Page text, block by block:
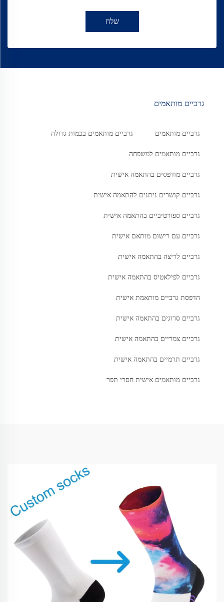
שלח
גרביים מותאמים
גרביים מותאמים גרביים מותאמים בכמות גדולה
גרביים מותאמים למשפחה
גרביים מודפסים בהתאמה אישית
גרביים קושרים ניתנים להתאמה אישית
גרביים ספורטיביים בהתאמה אישית
גרביים עם רישום מותאם אישית
גרביים לריצה בהתאמה אישית
גרביים לפילאטיס בהתאמה אישית
הדפסת גרביים מותאמת אישית
גרביים סרוגים בהתאמה אישית
גרביים צמריים בהתאמה אישית
גרביים תרמיים בהתאמה אישית
גרביים מותאמים אישית חסרי תפר